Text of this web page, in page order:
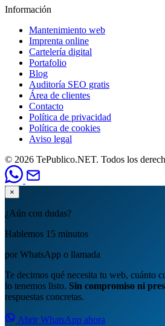
Información
Mantenimiento web
Imprenta online
Cartelería digital
Portafolio
Blog
Auditoría SEO gratis
Área de clientes
Contacto
Política de privacidad
Política de cookies
Aviso legal
© 2026 TePublico.NET. Todos los
×
¿Aún con dudas?
Hablemos 15 minutos
por WhatsApp o llamada
Te decimos qué necesita tu web, cuánto
lo tenemos listo. Sin compromiso ni
respuestas concretas.
Abrir WhatsApp ahora